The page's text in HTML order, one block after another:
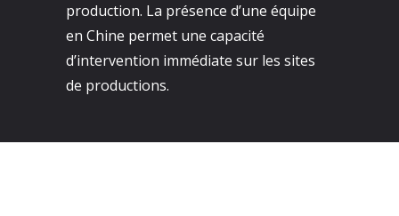
production. La présence d’une équipe
en Chine permet une capacité
d’intervention immédiate sur les sites
de productions.